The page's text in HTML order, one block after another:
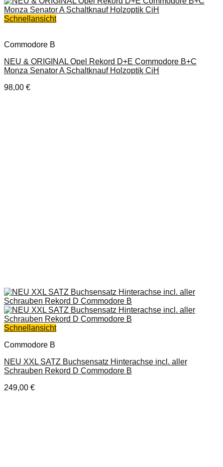
Schnellansicht
Commodore B
NEU & ORIGINAL Opel Rekord D+E Commodore B+C
Monza Senator A Schaltknauf Holzoptik CiH
98,00 €
Schnellansicht
Commodore B
NEU XXL SATZ Buchsensatz Hinterachse incl. aller
Schrauben Rekord D Commodore B
249,00 €